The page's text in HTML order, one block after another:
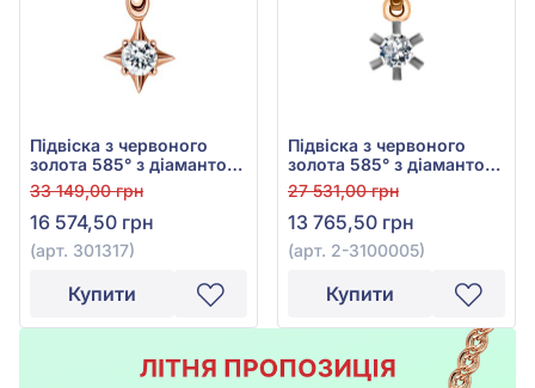
Підвіска з червоного
золота 585° з діамантом
0,13ct, арт. 301317
33 149,00 грн
16 574,50 грн
(арт. 301317)
Купити
Підвіска з червоного
золота 585° з діамантом
0,08ct, арт. 2-3100005
27 531,00 грн
13 765,50 грн
(арт. 2-3100005)
Купити